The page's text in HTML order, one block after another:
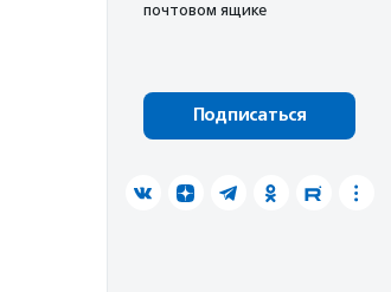
почтовом ящике
Подписаться